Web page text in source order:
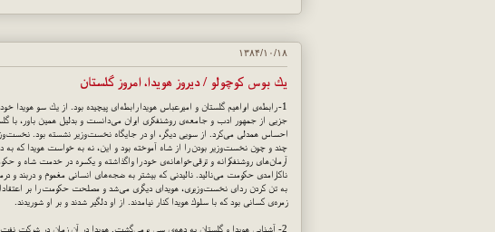
۱۳۸۴/۱۰/۱۸
یك بوس كوچولو / دیروز هویدا، امروز گلستان
1- رابطه‌ی ابراهیم گلستان و امیرعباس هویدا رابطه‌ای پیچیده بود. از یك سو هویدا خود
جزیی از جمهور ادب و جامعه‌ی روشنفكری ایران می‌دانست و بدلیل همین باور، با
احساس همدلی می‌كرد. از سویی دیگر، او در جایگاه نخست‌وزیر نشسته بود.
چند و چون نخست‌وزیر بودن را از شاه آموخته بود و این، نه به خواست هویدا كه به
آرمان‌های روشنفكرانه و ترقی‌خواهانه‌ی خود را واگذاشته و یكسره در خدمت شاه و
ناكارامدی حكومت می‌نالید. نالیدنی كه بیشتر به ضجه‌های انسانی مغموم و دربند و
به تن كردن ردای نخست‌وزیری، هویدای دیگری می‌شد و مصلحت حكومت را بر
زمره‌ی كسانی بود كه با سلوك هویدا كنار نیامدند. از او دلگیر شدند و بر او شوریدند.
2- آشنایی هویدا و گلستان به دهه‌ی سی برمی‌گشت. هویدا در آن زمان در شركت